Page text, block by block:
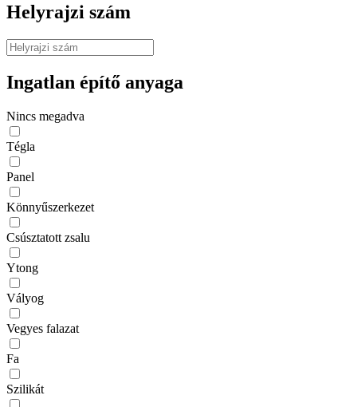
Helyrajzi szám
Ingatlan építő anyaga
Nincs megadva
Tégla
Panel
Könnyűszerkezet
Csúsztatott zsalu
Ytong
Vályog
Vegyes falazat
Fa
Szilikát